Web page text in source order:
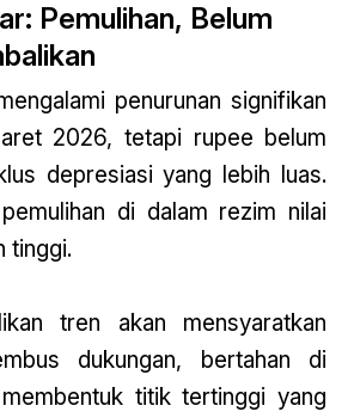
Pemulihan, Belum
penurunan signifikan
2026, tetapi rupee belum
depresiasi yang lebih luas.
di dalam rezim nilai
tinggi.
tren akan mensyaratkan
dukungan, bertahan di
titik tertinggi yang